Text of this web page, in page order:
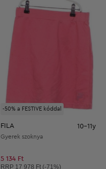
-50% a FESTIVE kóddal
FILA 10-11y
Gyerek szoknya
5 134 Ft
Ajánlott ár:
RRP 17 978 Ft (-71%)